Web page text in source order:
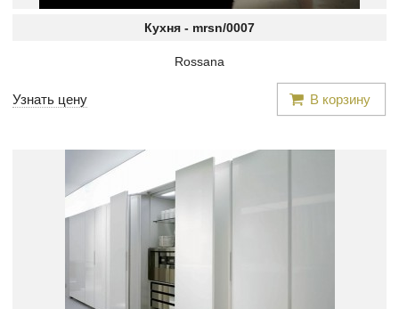
Кухня - mrsn/0007
Rossana
Узнать цену В корзину